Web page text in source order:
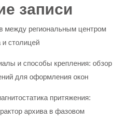
записи
между региональным центром
и столицей
и способы крепления: обзор
для оформления окон
притяжения:
архива в фазовом